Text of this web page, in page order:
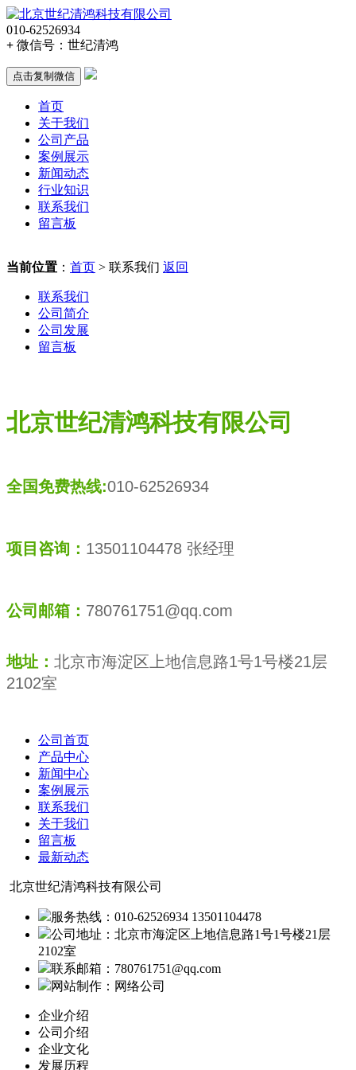
010-62526934
+ 微信号： 世纪清鸿
点击复制微信
首页
关于我们
公司产品
案例展示
新闻动态
行业知识
联系我们
留言板
当前位置 ： 首页 > 联系我们 返回
联系我们
公司简介
公司发展
留言板
北京世纪清鸿科技有限公司
全国免费热线:010-62526934
项目咨询： 13501104478 张经理
公司邮箱： 780761751@qq.com
地址： 北京市海淀区上地信息路1号1号楼21层
2102室
公司首页
产品中心
新闻中心
案例展示
联系我们
关于我们
留言板
最新动态
北京世纪清鸿科技有限公司
服务热线：010-62526934 13501104478
公司地址：北京市海淀区上地信息路1号1号楼21层
2102室
联系邮箱：780761751@qq.com
网站制作：网络公司
企业介绍
公司介绍
企业文化
发展历程